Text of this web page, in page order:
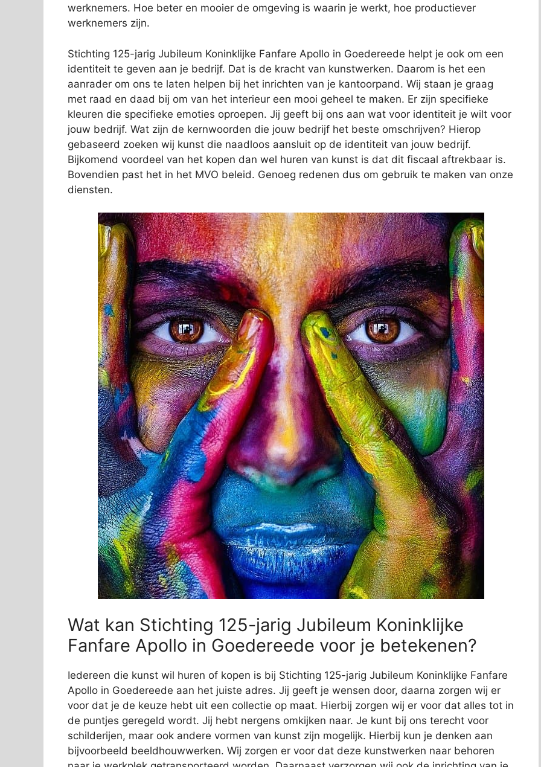
werknemers. Hoe beter en mooier de omgeving is waarin je werkt, hoe productiever
werknemers zijn.
Stichting 125-jarig Jubileum Koninklijke Fanfare Apollo in Goedereede helpt je ook om een
identiteit te geven aan je bedrijf. Dat is de kracht van kunstwerken. Daarom is het een
aanrader om ons te laten helpen bij het inrichten van je kantoorpand. Wij staan je graag
met raad en daad bij om van het interieur een mooi geheel te maken. Er zijn specifieke
kleuren die specifieke emoties oproepen. Jij geeft bij ons aan wat voor identiteit je wilt voor
jouw bedrijf. Wat zijn de kernwoorden die jouw bedrijf het beste omschrijven? Hierop
gebaseerd zoeken wij kunst die naadloos aansluit op de identiteit van jouw bedrijf.
Bijkomend voordeel van het kopen dan wel huren van kunst is dat dit fiscaal aftrekbaar is.
Bovendien past het in het MVO beleid. Genoeg redenen dus om gebruik te maken van onze
diensten.
Wat kan Stichting 125-jarig Jubileum Koninklijke
Fanfare Apollo in Goedereede voor je betekenen?
Iedereen die kunst wil huren of kopen is bij Stichting 125-jarig Jubileum Koninklijke Fanfare
Apollo in Goedereede aan het juiste adres. Jij geeft je wensen door, daarna zorgen wij er
voor dat je de keuze hebt uit een collectie op maat. Hierbij zorgen wij er voor dat alles tot in
de puntjes geregeld wordt. Jij hebt nergens omkijken naar. Je kunt bij ons terecht voor
schilderijen, maar ook andere vormen van kunst zijn mogelijk. Hierbij kun je denken aan
bijvoorbeeld beeldhouwwerken. Wij zorgen er voor dat deze kunstwerken naar behoren